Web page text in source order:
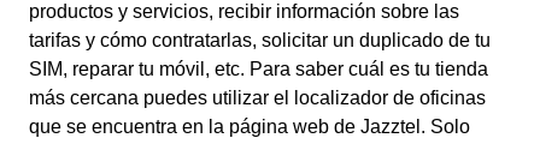
productos y servicios, recibir información sobre las
tarifas y cómo contratarlas, solicitar un duplicado de tu
SIM, reparar tu móvil, etc. Para saber cuál es tu tienda
más cercana puedes utilizar el localizador de oficinas
que se encuentra en la página web de Jazztel. Solo